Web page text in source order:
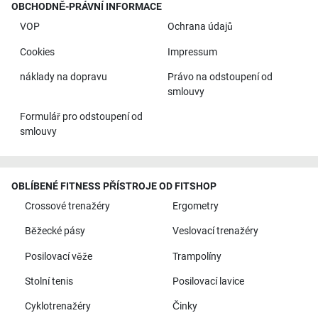
OBCHODNĚ-PRÁVNÍ INFORMACE
VOP
Ochrana údajů
Cookies Impressum
náklady na dopravu
Právo na odstoupení od
smlouvy
Formulář pro odstoupení od
smlouvy
OBLÍBENÉ FITNESS PŘÍSTROJE OD FITSHOP
Crossové trenažéry
Ergometry
Běžecké pásy Veslovací trenažéry
Posilovací věže Trampolíny
Stolní tenis Posilovací lavice
Cyklotrenažéry Činky